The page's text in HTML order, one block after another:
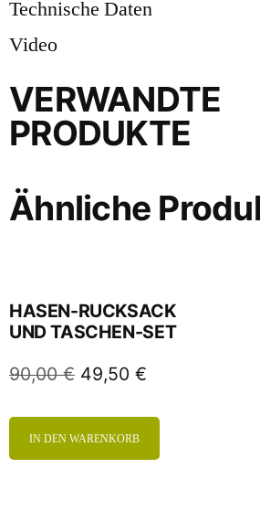
Technische Daten
Video
VERWANDTE
PRODUKTE
Ähnliche
HASEN-RUCKSACK
UND TASCHEN-SET
90,00€ 49,50 €
IN DEN WARENKORB